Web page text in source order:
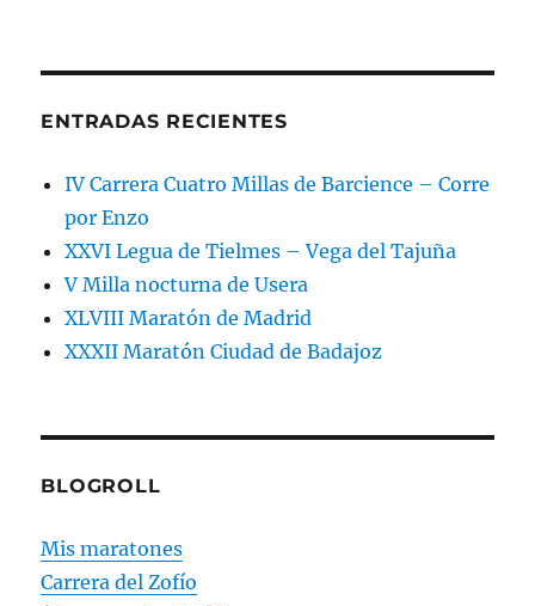
ENTRADAS RECIENTES
IV Carrera Cuatro Millas de Barcience – Corre
por Enzo
XXVI Legua de Tielmes – Vega del Tajuña
V Milla nocturna de Usera
XLVIII Maratón de Madrid
XXXII Maratón Ciudad de Badajoz
BLOGROLL
Mis maratones
Carrera del Zofío